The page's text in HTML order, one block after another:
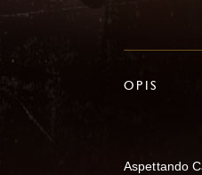
OPIS
Aspettando